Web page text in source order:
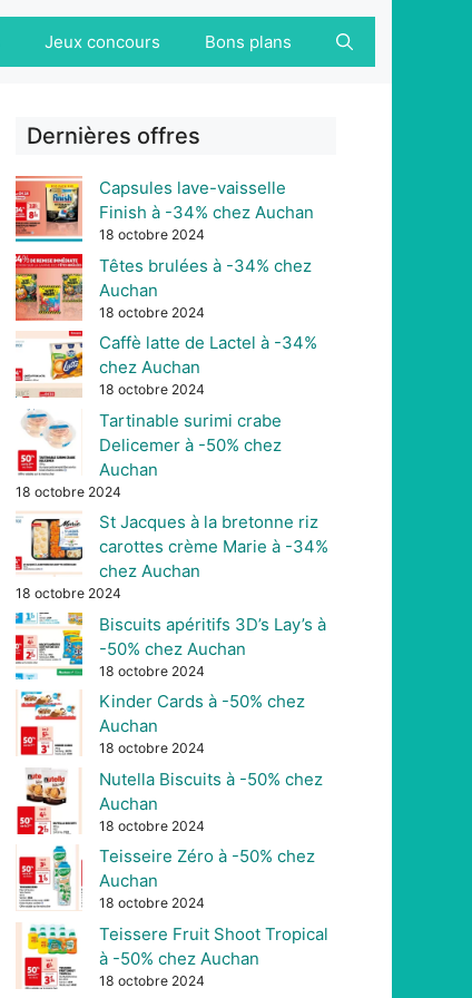
Jeux concours Bons plans
Dernières offres
Capsules lave-vaisselle
Finish à -34% chez Auchan
18 octobre 2024
Têtes brulées à -34% chez
Auchan
18 octobre 2024
Caffè latte de Lactel à -34%
chez Auchan
18 octobre 2024
Tartinable surimi crabe
Delicemer à -50% chez
Auchan
18 octobre 2024
St Jacques à la bretonne riz
carottes crème Marie à -34%
chez Auchan
18 octobre 2024
Biscuits apéritifs 3D’s Lay’s à
-50% chez Auchan
18 octobre 2024
Kinder Cards à -50% chez
Auchan
18 octobre 2024
Nutella Biscuits à -50% chez
Auchan
18 octobre 2024
Teisseire Zéro à -50% chez
Auchan
18 octobre 2024
Teissere Fruit Shoot Tropical
à -50% chez Auchan
18 octobre 2024